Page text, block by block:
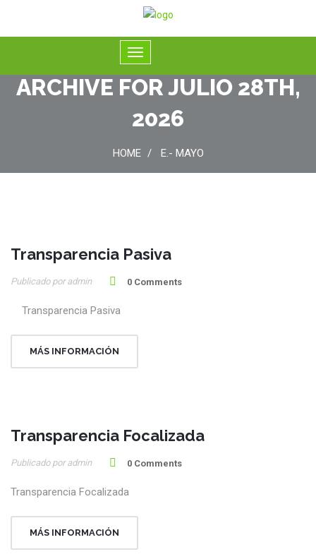
ARCHIVE FOR JULIO 28TH,
2026
HOME E.- MAYO
28
Jul
Transparencia Pasiva
Publicado por admin 0 Comments
Transparencia Pasiva
MÁS INFORMACIÓN
28
Jul
Transparencia Focalizada
Publicado por admin 0 Comments
Transparencia Focalizada
MÁS INFORMACIÓN